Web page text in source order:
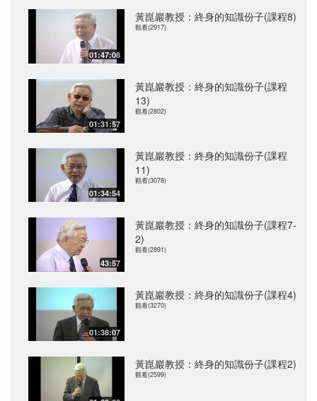
01:47:08
黃崑巖教授：終身的知識份子(課程8)
觀看(2917)
01:31:57
黃崑巖教授：終身的知識份子(課程
13)
觀看(2802)
01:34:54
黃崑巖教授：終身的知識份子(課程
11)
觀看(3078)
43:57
黃崑巖教授：終身的知識份子(課程7-
2)
觀看(2891)
01:38:07
黃崑巖教授：終身的知識份子(課程4)
觀看(3270)
黃崑巖教授：終身的知識份子(課程2)
觀看(2599)